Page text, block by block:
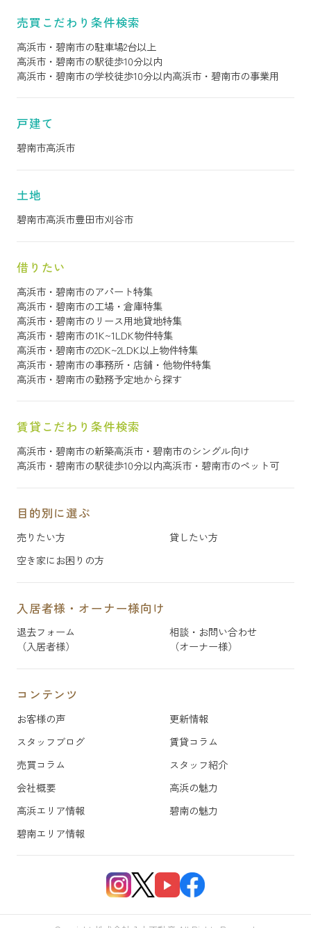
売買こだわり条件検索
高浜市・碧南市の駐車場2台以上
高浜市・碧南市の駅徒歩10分以内
高浜市・碧南市の学校徒歩10分以内高浜市・碧南市の事業用
戸建て
碧南市高浜市
土地
碧南市高浜市豊田市刈谷市
借りたい
高浜市・碧南市のアパート特集
高浜市・碧南市の工場・倉庫特集
高浜市・碧南市のリース用地貸地特集
高浜市・碧南市の1K~1LDK物件特集
高浜市・碧南市の2DK~2LDK以上物件特集
高浜市・碧南市の事務所・店舗・他物件特集
高浜市・碧南市の勤務予定地から探す
賃貸こだわり条件検索
高浜市・碧南市の新築高浜市・碧南市のシングル向け
高浜市・碧南市の駅徒歩10分以内高浜市・碧南市のペット可
目的別に選ぶ
売りたい方
貸したい方
空き家にお困りの方
入居者様・オーナー様向け
退去フォーム
（入居者様）
相談・お問い合わせ
（オーナー様）
コンテンツ
お客様の声
更新情報
スタッフブログ
賃貸コラム
売買コラム
スタッフ紹介
会社概要
高浜の魅力
高浜エリア情報
碧南の魅力
碧南エリア情報